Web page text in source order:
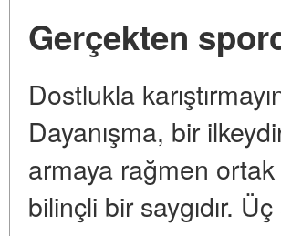
Gerçekten
Dostlukla
Dayanışma, bir
armaya rağmen
bilinçli bir saygıdır.